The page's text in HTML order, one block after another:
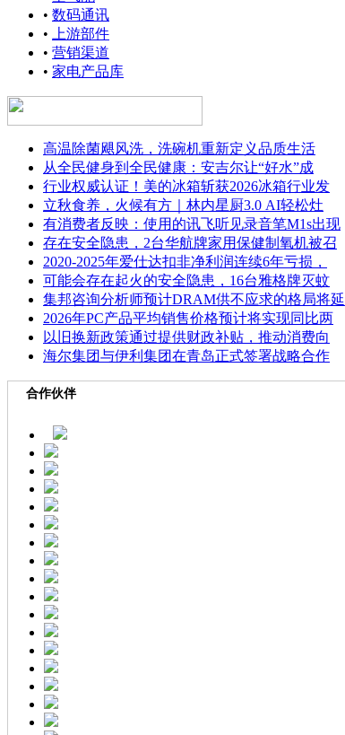
• 数码通讯
•
上游部件
• 营销渠道
• 家电产品库
高温除菌飓风洗，洗碗机重新定义品质生活
从全民健身到全民健康：安吉尔让“好水”成
行业权威认证！美的冰箱斩获2026冰箱行业发
立秋食养，火候有方｜林内星厨3.0 AI轻松灶
有消费者反映：使用的讯飞听见录音笔M1s出现
存在安全隐患，2台华航牌家用保健制氧机被召
2020-2025年爱仕达扣非净利润连续6年亏损，
可能会存在起火的安全隐患，16台雅格牌灭蚊
集邦咨询分析师预计DRAM供不应求的格局将延
2026年PC产品平均销售价格预计将实现同比两
以旧换新政策通过提供财政补贴，推动消费向
海尔集团与伊利集团在青岛正式签署战略合作
合作伙伴